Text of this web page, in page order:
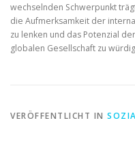
wechselnden Schwerpunkt
die Aufmerksamkeit der
zu lenken und das Potenzial
globalen Gesellschaft zu
VERÖFFENTLICHT IN